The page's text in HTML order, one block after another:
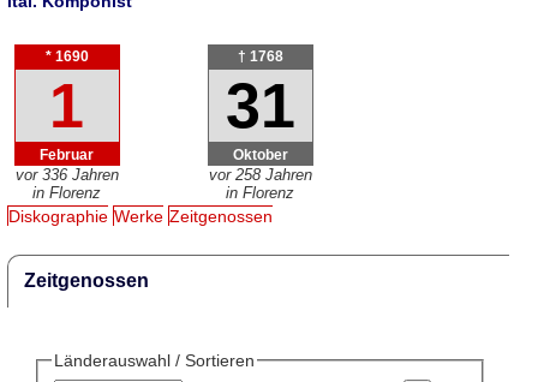
* 1690
1
Februar
vor 336 Jahren
in Florenz
† 1768
31
Oktober
vor 258 Jahren
in Florenz
Diskographie Werke Zeitgenossen
Zeitgenossen
Länderauswahl / Sortieren